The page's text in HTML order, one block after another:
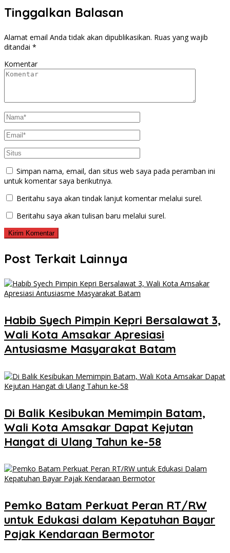
Tinggalkan Balasan
Alamat email Anda tidak akan dipublikasikan. Ruas yang wajib
ditandai *
Komentar
Simpan nama, email, dan situs web saya pada peramban ini
untuk komentar saya berikutnya.
Beritahu saya akan tindak lanjut komentar melalui surel.
Beritahu saya akan tulisan baru melalui surel.
Post Terkait Lainnya
Habib Syech Pimpin Kepri Bersalawat 3,
Wali Kota Amsakar Apresiasi
Antusiasme Masyarakat Batam
Di Balik Kesibukan Memimpin Batam,
Wali Kota Amsakar Dapat Kejutan
Hangat di Ulang Tahun ke-58
Pemko Batam Perkuat Peran RT/RW
untuk Edukasi dalam Kepatuhan Bayar
Pajak Kendaraan Bermotor